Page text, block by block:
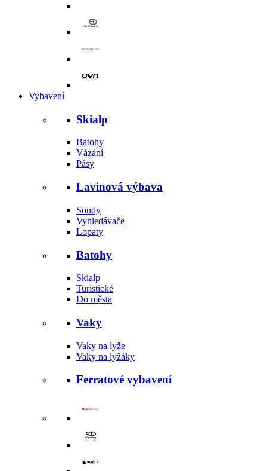
Vybavení
Skialp
Batohy
Vázání
Pásy
Lavinová výbava
Sondy
Vyhledávače
Lopaty
Batohy
Skialp
Turistické
Do města
Vaky
Vaky na lyže
Vaky na lyžáky
Ferratové vybavení